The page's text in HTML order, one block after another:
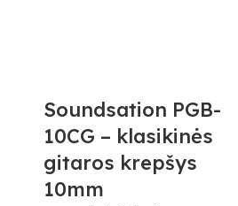
Soundsation PGB-
10CG – klasikinės
gitaros krepšys
10mm